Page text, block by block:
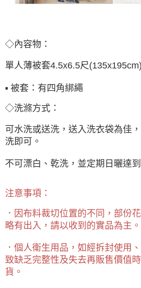
◇內容物：
單人薄被套4.5x6.5尺
▪ 被套：有四角綁繩
◇洗滌方式：
可水洗或送洗，送入洗衣袋為佳
洗即可。
不可漂白、乾洗，並定期日曬達
注意事項：
．因布料裁切位置的不同，部份
略有出入，請以收到的實品為主。
．個人衛生用品，如經拆封使用
致缺乏完整性及失去再販售價值
貨。